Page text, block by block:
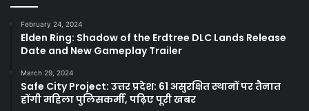
February 24, 2024
Elden Ring: Shadow of the Erdtree DLC Lands Release
Date and New Gameplay Trailer
March 29, 2024
Safe City Project: उत्तर प्रदेश: 61 असुरक्षित स्थानों पर तैनात
होंगी महिला पुलिसकर्मी, पढ़िए पूरी खबर